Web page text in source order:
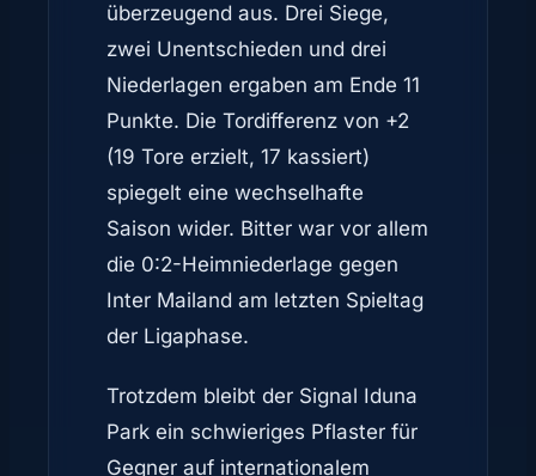
überzeugend aus. Drei Siege,
zwei Unentschieden und drei
Niederlagen ergaben am Ende 11
Punkte. Die Tordifferenz von +2
(19 Tore erzielt, 17 kassiert)
spiegelt eine wechselhafte
Saison wider. Bitter war vor allem
die 0:2-Heimniederlage gegen
Inter Mailand am letzten Spieltag
der Ligaphase.
Trotzdem bleibt der Signal Iduna
Park ein schwieriges Pflaster für
Gegner auf internationalem